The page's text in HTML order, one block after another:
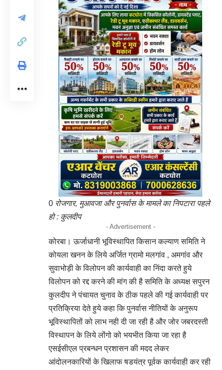
0 रोजगार, मुआवजा और पुनर्वास के मामले का निपटारा पहले
हो : कुलदीप
- Advertisement -
कोरबा। ऊर्जाधानी भूविस्थापित किसान कल्याण समिति ने
कोयला खनन के लिये अर्जित ग्रामो मलगांव , अमगांव और
सुवाभोड़ी के विलोपन की कार्यवाही का निंदा करते हुये
विलोपन को रद्द करने की मांग की है समिति के अध्यक्ष सपुरन
कुलदीप ने पंचायत चुनाव के ठीक पहले की गई कार्यवाही पर
प्रतिक्रिया देते हुये कहा कि पुनर्वास नीतियों के अनुरूप
भूविस्थापितों को लाभ नही दी जा रही है और जोर जबरदस्ती
विस्थापन के लिये लोंगो को भयभीत किया जा रहा है
एसईसीएल प्रबन्धन प्रशासन की मदद लेकर
आंदोलनकारियों के खिलाफ षडयंत्र पूर्वक कार्यवाही कर रही